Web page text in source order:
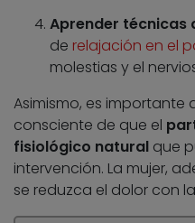
Aprender técnicas
de relajación en el
molestias y el
Asimismo, es importante
consciente de que el
fisiológico natural que
intervención. La mujer,
se reduzca el dolor con